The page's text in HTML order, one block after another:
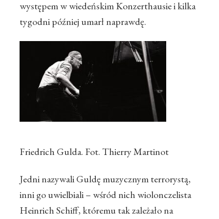
występem w wiedeńskim Konzerthausie i kilka
tygodni później umarł naprawdę.
Friedrich Gulda. Fot.Thierry Martinot
Jedni nazywali Guldę muzycznym terrorystą,
inni go uwielbiali – wśród nich wiolonczelista
Heinrich Schiff, któremu tak zależało na